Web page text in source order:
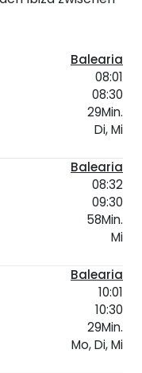
Balearia
08:01
08:30
29Min.
Di, Mi
Balearia
08:32
09:30
58Min.
Mi
Balearia
10:01
10:30
29Min.
Mo, Di, Mi